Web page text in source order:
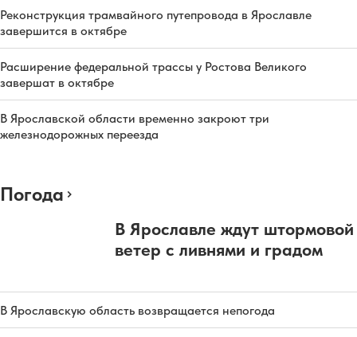
Реконструкция трамвайного путепровода в Ярославле
завершится в октябре
Расширение федеральной трассы у Ростова Великого
завершат в октябре
В Ярославской области временно закроют три
железнодорожных переезда
Погода
В Ярославле ждут штормовой
ветер с ливнями и градом
В Ярославскую область возвращается непогода